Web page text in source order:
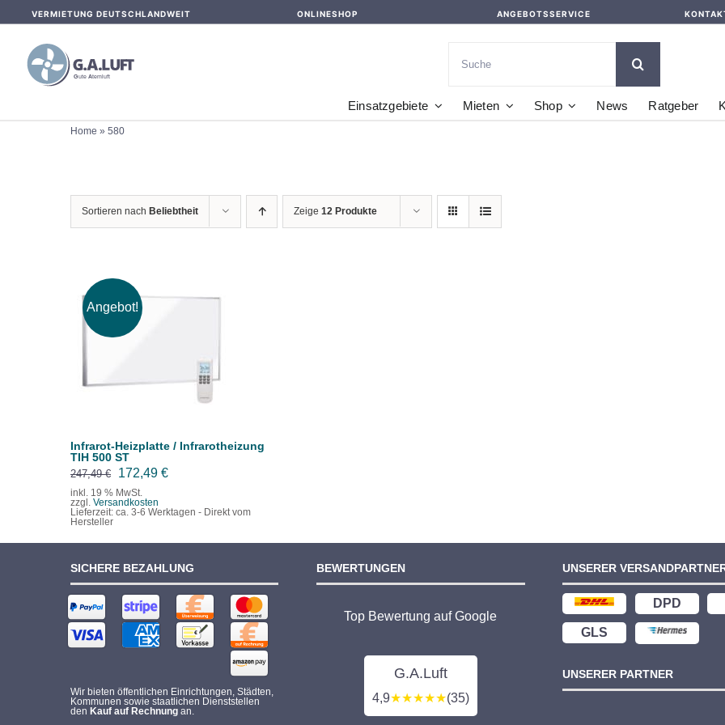
content
VERMIETUNG DEUTSCHLANDWEIT ONLINESHOP ANGEBOTSSERVICE
nach:
Einsatzgebiete Mieten Shop News Ratgeber
Home » 580
Sortieren nach Beliebtheit Zeige 12 Produkte
Angebot!
IN DEN WARENKORB
Infrarot-Heizplatte / Infrarotheizung
TIH 500 ST
247,49€
Ursprünglicher
Preis
war:
172,49 €Aktueller
ist:
inkl. 19 % MwSt.
zzgl. Versandkosten
Lieferzeit: ca. 3-6 Werktagen - Direkt vom
Hersteller
SICHERE BEZAHLUNG
Wir bieten öffentlichen Einrichtungen, Städten,
Kommunen sowie staatlichen Dienststellen
den Kauf auf Rechnungan.
BEWERTUNGEN
Top Bewertung auf Google
G.A.Luft
4,9★★★★★(35)
UNSERER
DPD
GLS
UNSERER PARTNER